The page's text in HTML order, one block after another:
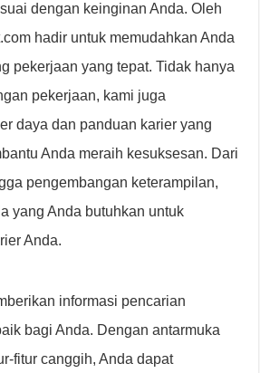
dengan keinginan Anda. Oleh
hadir untuk memudahkan Anda
pekerjaan yang tepat. Tidak hanya
pekerjaan, kami juga
daya dan panduan karier yang
Anda meraih kesuksesan. Dari
pengembangan keterampilan,
yang Anda butuhkan untuk
Anda.
informasi pencarian
bagi Anda. Dengan antarmuka
fitur canggih, Anda dapat